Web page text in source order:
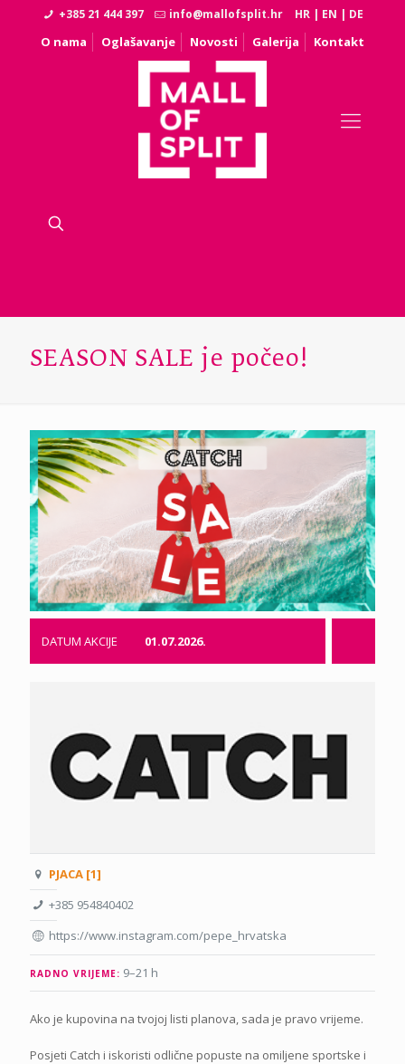
+385 21 444 397 info@mallofsplit.hr HR | EN | DE
O nama Oglašavanje Novosti Galerija Kontakt
SEASON SALE je počeo!
DATUM AKCIJE 01.07.2026.
PJACA [1]
+385 954840402
https://www.instagram.com/pepe_hrvatska
RADNO VRIJEME: 9–21 h
Ako je kupovina na tvojoj listi planova, sada je pravo vrijeme.
Posjeti Catch i iskoristi odlične popuste na omiljene sportske i